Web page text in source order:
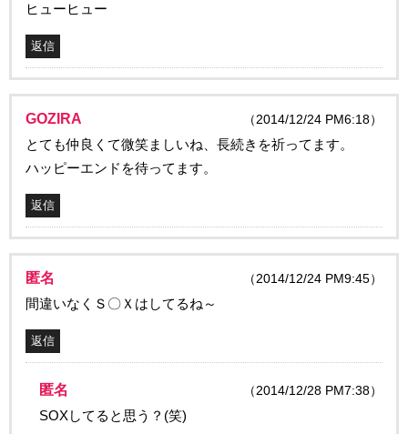
ヒューヒュー
返信
GOZIRA （2014/12/24 PM6:18）
とても仲良くて微笑ましいね、長続きを祈ってます。
ハッピーエンドを待ってます。
返信
匿名 （2014/12/24 PM9:45）
間違いなくＳ〇Ｘはしてるね～
返信
匿名 （2014/12/28 PM7:38）
SOXしてると思う？(笑)